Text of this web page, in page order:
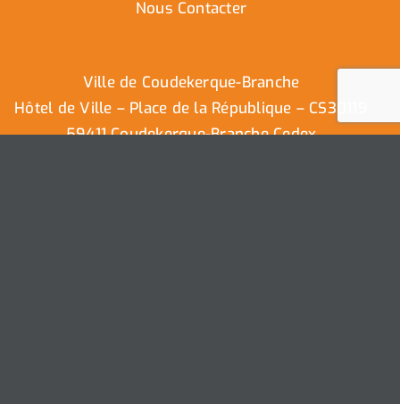
Nous Contacter
Ville de Coudekerque-Branche
Hôtel de Ville – Place de la République – CS30119
59411 Coudekerque-Branche Cedex